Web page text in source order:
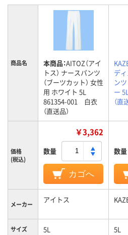
商品名 本商品：AITOZ（アイ
トス） ナースパンツ
（ブーツカット） 女性
用 ホワイト 5L
861354-001 白衣
（直送品）
デ
ン
ー
（直
価格
(税込)
￥3,362
数量
カゴへ
数量
メーカー アイトス
サイズ 5L 5L